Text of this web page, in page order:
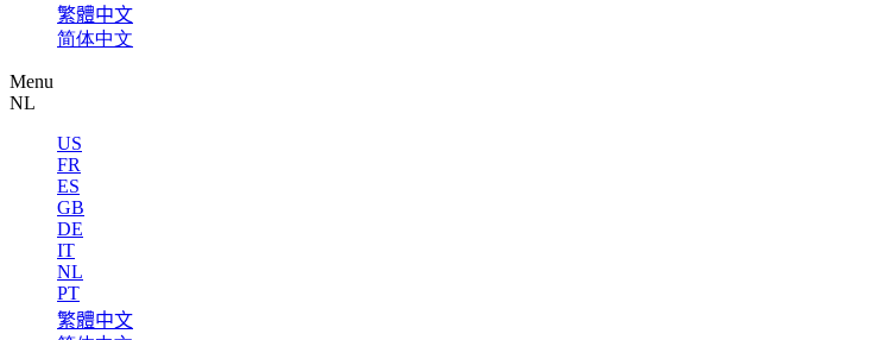
繁體中文
简体中文
Menu
NL
US
FR
ES
GB
DE
IT
NL
PT
繁體中文